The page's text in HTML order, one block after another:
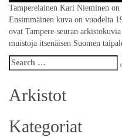
Tamperelainen Kari Nieminen on
Ensimmäinen kuva on vuodelta
ovat Tampere-seuran
muistoja itsenäisen Suomen
Search
for:
Arkistot
Kategoriat